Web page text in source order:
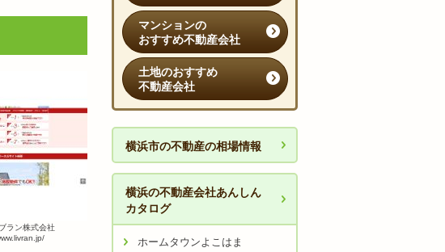
ラン株式会社
マンションの
おすすめ不動産会社
土地のおすすめ
不動産会社
横浜市の不動産の相場情報
横浜の不動産会社あんしん
カタログ
ホームタウンよこはま